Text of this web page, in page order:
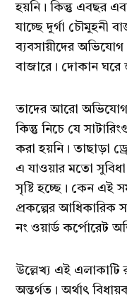
হয়নি। কিন্তু এবছর
যাচ্ছে দুর্গা চৌমুহনী
ব্যবসায়ীদের
বাজারে। দোকান
তাদের আরো অভিযোগ
কিন্তু নিচে যে
করা হয়নি। তাছাড়া
এ যাওয়ার মতো
সৃষ্টি হচ্ছে। কেন এই
প্রকল্পের আধিকারিক
নং ওয়ার্ড কর্পোরেট
উল্লেখ্য এই এলাকাটি
অন্তর্গত। অর্থাৎ